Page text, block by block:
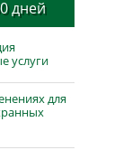
дней
услуги
для